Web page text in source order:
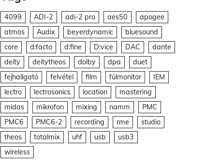
4099 ADI-2 adi-2 pro aes50
apogee
atmos
Audix beyerdynamic
bluesound
core
d:facto d:fine D:vice DAC
dante
deity
deitytheos dolby dpa
duet
fejhallgató
felvétel film fülmonitor
IEM
lectro
lectrosonics location
mastering
midas
mikrofon mixing namm
PMC
PMC6
PMC6-2 recording rme
studio
theos
totalmix uhf usb
usb3
wireless